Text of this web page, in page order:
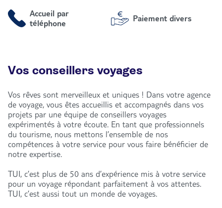
Accueil par
téléphone
Paiement divers
Vos conseillers voyages
Vos rêves sont merveilleux et uniques ! Dans votre agence
de voyage, vous êtes accueillis et accompagnés dans vos
projets par une équipe de conseillers voyages
expérimentés à votre écoute. En tant que professionnels
du tourisme, nous mettons l’ensemble de nos
compétences à votre service pour vous faire bénéficier de
notre expertise.
TUI, c’est plus de 50 ans d’expérience mis à votre service
pour un voyage répondant parfaitement à vos attentes.
TUI, c’est aussi tout un monde de voyages.